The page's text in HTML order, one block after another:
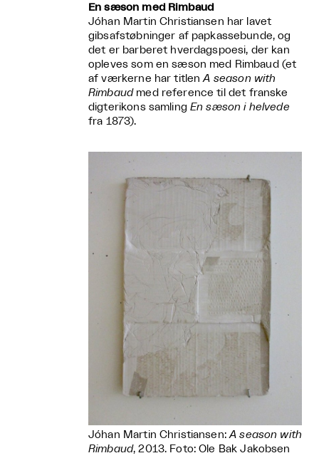
En sæson med Rimbaud
Jóhan Martin Christiansen har lavet
gibsafstøbninger af papkassebunde, og
det er barberet hverdagspoesi, der kan
opleves som en sæson med Rimbaud (et
af værkerne har titlenA season with
Rimbaudmed reference til det franske
digterikons samling En sæson i helvede
fra 1873).
Jóhan Martin Christiansen:A season with
Rimbaud, 2013. Foto: Ole Bak Jakobsen